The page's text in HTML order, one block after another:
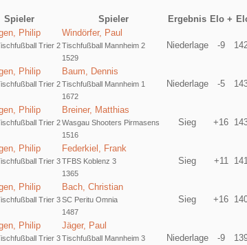
Spieler Spieler Ergebnis Elo +
Philip
Trier 2
Windörfer, Paul
Tischfußball Mannheim 2
1529
Niederlage -9
Philip
Trier 2
Baum, Dennis
Tischfußball Mannheim 1
1672
Niederlage -5
Philip
Trier 2
Breiner, Matthias
Wasgau Shooters Pirmasens
1516
Sieg +16
Philip
Trier 3
Federkiel, Frank
TFBS Koblenz 3
1365
Sieg +11
Philip
Trier 3
Bach, Christian
SC Peritu Omnia
1487
Sieg +16
Philip
Trier 3
Jäger, Paul
Tischfußball Mannheim 3
Niederlage -9